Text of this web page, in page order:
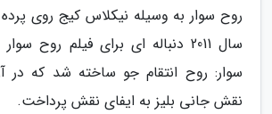
روح سوار به وسیله نیکلاس کیج روی
سال 2011 دنباله ای برای فیلم
سوار: روح انتقام جو ساخته شد که در
نقش جانی بلیز به ایفای نقش پرداخت.